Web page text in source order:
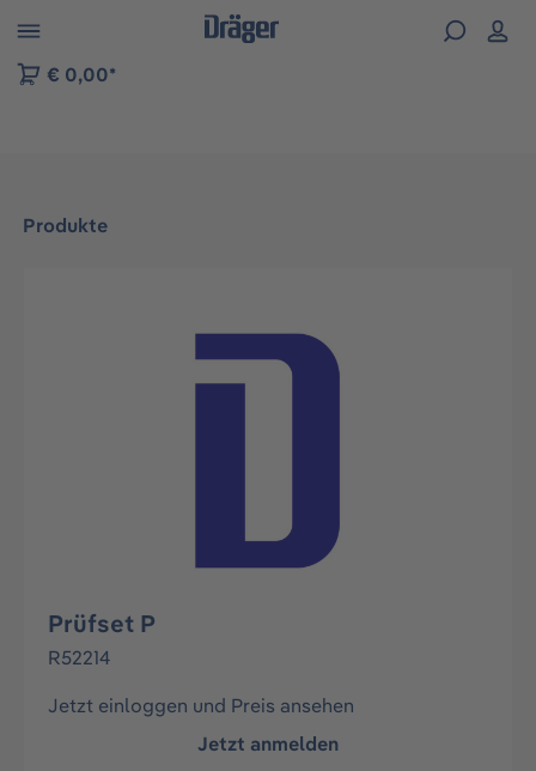
der B2B-Plattform springen
€ 0,00*
Produkte
Bildergalerie überspringen
Prüfset P
R52214
Jetzt einloggen und Preis ansehen
Jetzt anmelden